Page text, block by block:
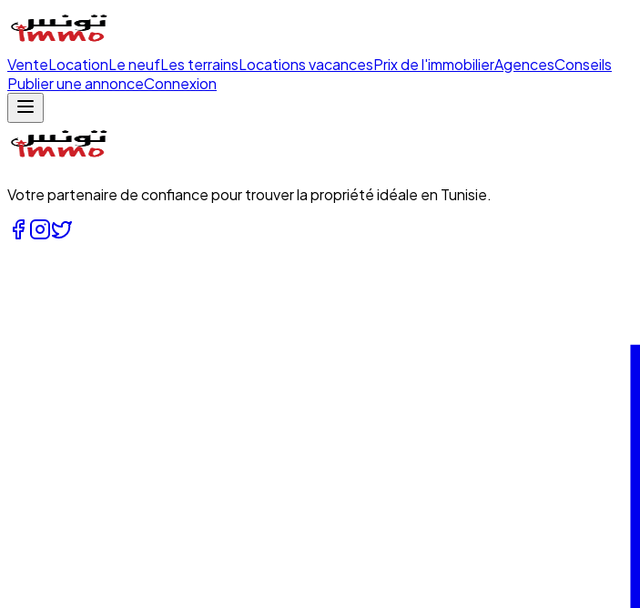
VenteLocationLe neufLes terrainsLocations vacancesPrix de l'immobilierAgencesConseils
Publier une annonceConnexion
Votre partenaire de confiance pour trouver la propriété idéale en Tunisie.